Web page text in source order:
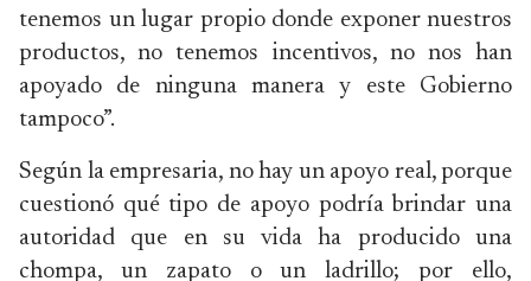
tenemos un lugar propio donde exponer nuestros
productos, no tenemos incentivos, no nos han
apoyado de ninguna manera y este Gobierno
tampoco”.
Según la empresaria, no hay un apoyo real, porque
cuestionó qué tipo de apoyo podría brindar una
autoridad que en su vida ha producido una
chompa, un zapato o un ladrillo; por ello,